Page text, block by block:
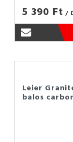
5 390 Ft /
Leier
balos